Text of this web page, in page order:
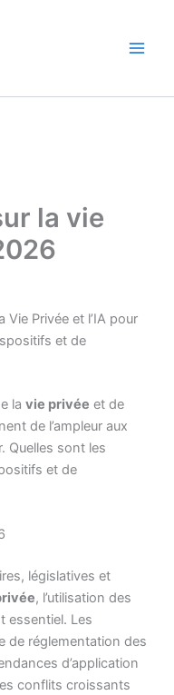
la vie
Privée et l’IA pour
et de
lavie privée et de
de l’ampleur aux
Quelles sont les
et de
législatives et
, l’utilisation des
essentiel. Les
de réglementation des
d’application
conflits croissants